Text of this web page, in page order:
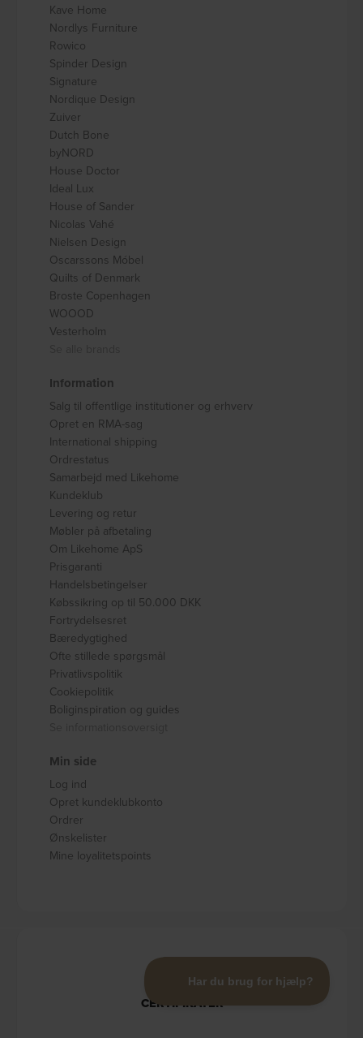
Kave Home
Nordlys Furniture
Rowico
Spinder Design
Signature
Nordique Design
Zuiver
Dutch Bone
byNORD
House Doctor
Ideal Lux
House of Sander
Nicolas Vahé
Nielsen Design
Oscarssons Móbel
Quilts of Denmark
Broste Copenhagen
WOOOD
Vesterholm
Information
Salg til offentlige institutioner og erhverv
Opret en RMA-sag
International shipping
Ordrestatus
Samarbejd med Likehome
Kundeklub
Levering og retur
Møbler på afbetaling
Om Likehome ApS
Prisgaranti
Handelsbetingelser
Købssikring op til 50.000 DKK
Fortrydelsesret
Bæredygtighed
Ofte stillede spørgsmål
Privatlivspolitik
Cookiepolitik
Boliginspiration og guides
Min side
Log ind
Opret kundeklubkonto
Ordrer
Ønskelister
Mine loyalitetspoints
CERTIFIKATER